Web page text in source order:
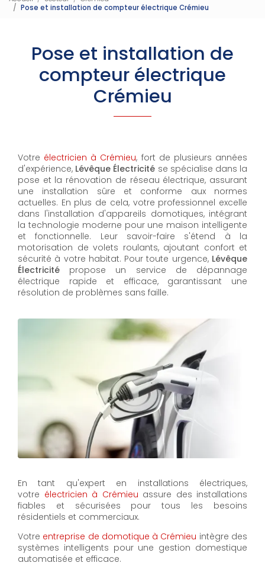
Pose et installation de compteur électrique Crémieu
Pose et installation de
compteur électrique
Crémieu
Votre électricien à Crémieu, fort de plusieurs années
d'expérience, Lévêque Électricité se spécialise dans la
pose et la rénovation de réseau électrique, assurant
une installation sûre et conforme aux normes
actuelles. En plus de cela, votre professionnel excelle
dans l'installation d'appareils domotiques, intégrant
la technologie moderne pour une maison intelligente
et fonctionnelle. Leur savoir-faire s'étend à la
motorisation de volets roulants, ajoutant confort et
sécurité à votre habitat. Pour toute urgence, Lévêque
Électricité propose un service de dépannage
électrique rapide et efficace, garantissant une
résolution de problèmes sans faille.
En tant qu'expert en installations électriques,
votre électricien à Crémieu assure des installations
fiables et sécurisées pour tous les besoins
résidentiels et commerciaux.
Votre entreprise de domotique à Crémieu intègre des
systèmes intelligents pour une gestion domestique
automatisée et efficace.